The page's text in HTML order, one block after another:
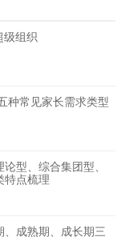
级组织
种常见家长需求类型
型、综合集团型、
特点梳理
成熟期、成长期三